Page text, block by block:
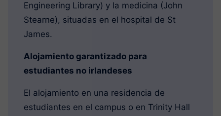
Engineering Library) y la medicina (John
Stearne), situadas en el hospital de St
James.
Alojamiento garantizado para
estudiantes no irlandeses
El alojamiento en una residencia de
estudiantes en el campus o en Trinity Hall